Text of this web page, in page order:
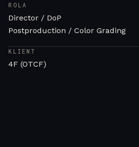
ROLA
Director / DoP
Postproduction / Color Grading
KLIENT
4F (OTCF)